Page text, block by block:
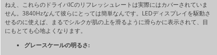
ねえ、これらのドライバICのリフレッシュレートは実際にはカバーされていま
せん。3840Hzなんて彼らにとっては簡単なんです。LEDディスプレイを駆動さ
せるのに使えば、まるでシルクが肌の上を滑るように滑らかに表示されて、目
にもとても心地よくなります。
グレースケールの明るさ: